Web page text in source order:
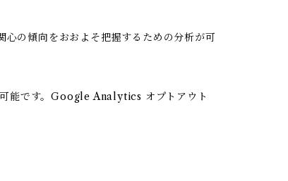
の傾向をおおよそ把握するための分析が可
能です。Google Analytics オプトアウト